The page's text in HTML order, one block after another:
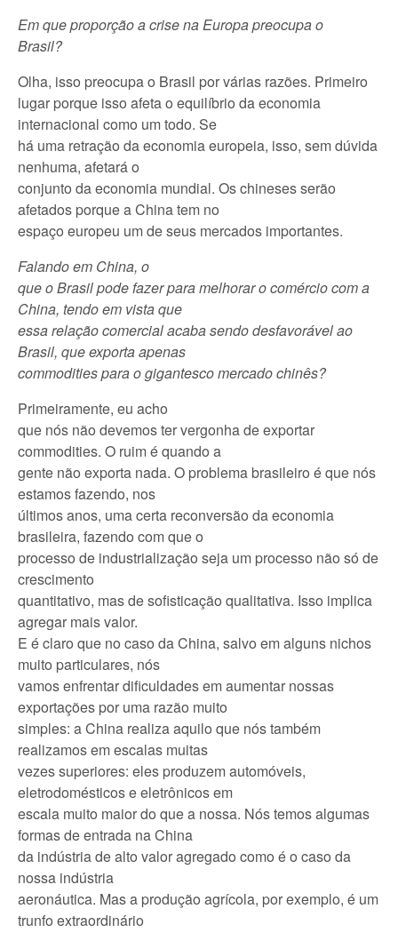
Em que proporção a crise na Europa preocupa o
Brasil?
Olha, isso preocupa o Brasil por várias razões. Primeiro
lugar porque isso afeta o equilíbrio da economia
internacional como um todo. Se
há uma retração da economia europeia, isso, sem dúvida
nenhuma, afetará o
conjunto da economia mundial. Os chineses serão
afetados porque a China tem no
espaço europeu um de seus mercados importantes.
Falando em China, o
que o Brasil pode fazer para melhorar o comércio com a
China, tendo em vista que
essa relação comercial acaba sendo desfavorável ao
Brasil, que exporta apenas
commodities para o gigantesco mercado chinês?
Primeiramente, eu acho
que nós não devemos ter vergonha de exportar
commodities. O ruim é quando a
gente não exporta nada. O problema brasileiro é que nós
estamos fazendo, nos
últimos anos, uma certa reconversão da economia
brasileira, fazendo com que o
processo de industrialização seja um processo não só de
crescimento
quantitativo, mas de sofisticação qualitativa. Isso implica
agregar mais valor.
E é claro que no caso da China, salvo em alguns nichos
muito particulares, nós
vamos enfrentar dificuldades em aumentar nossas
exportações por uma razão muito
simples: a China realiza aquilo que nós também
realizamos em escalas muitas
vezes superiores: eles produzem automóveis,
eletrodomésticos e eletrônicos em
escala muito maior do que a nossa. Nós temos algumas
formas de entrada na China
da indústria de alto valor agregado como é o caso da
nossa indústria
aeronáutica. Mas a produção agrícola, por exemplo, é um
trunfo extraordinário